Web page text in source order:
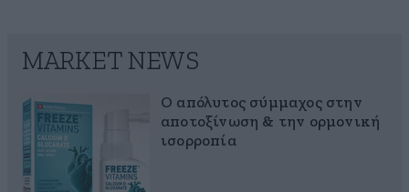
MARKET NEWS
Ο απόλυτος σύμμαχος στην
αποτοξίνωση & την ορμονική
ισορροπία